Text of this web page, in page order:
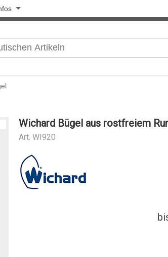
Wichard Bügel aus rostfreiem
Art. WI920